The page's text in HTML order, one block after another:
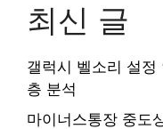
최신 글
갤럭시 벨소리 설정
층 분석
마이너스통장 중도